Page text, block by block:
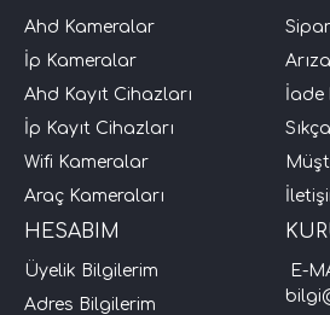
Ahd Kameralar
İp Kameralar
Ahd Kayıt Cihazları
İp Kayıt Cihazları
Wifi Kameralar
Araç Kameraları
HESABIM
Üyelik Bilgilerim
Adres Bilgilerim
E-